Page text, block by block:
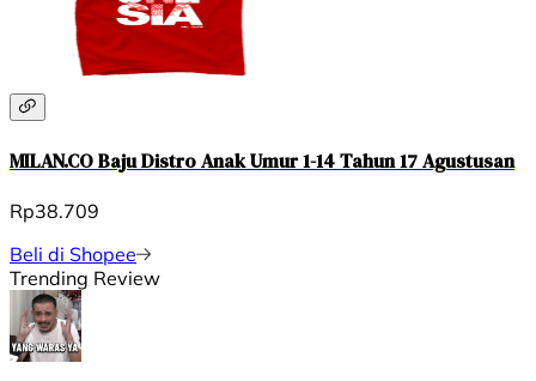
MILAN.CO Baju Distro Anak Umur 1-14 Tahun 17 Agustusan
Rp38.709
Beli di Shopee
Trending Review